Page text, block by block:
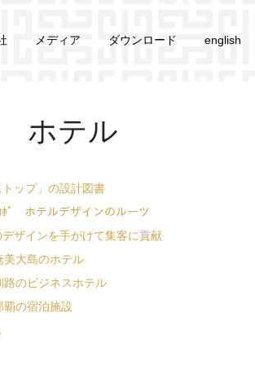
メディア ダウンロード english
ホテル
ップ」の設計図書
ﾎﾟ ホテルデザインのルーツ
ザインを手がけて集客に貢献
大島のホテル
のビジネスホテル
の宿泊施設